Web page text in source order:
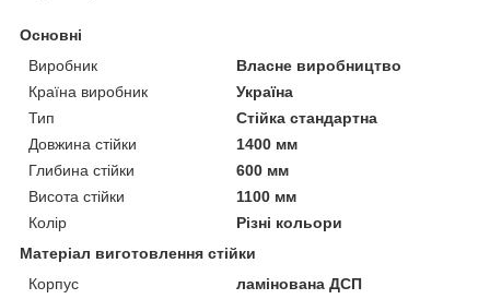
Основні
Виробник
Власне виробництво
Країна виробник
Україна
Тип
Стійка стандартна
Довжина стійки
1400 мм
Глибина стійки
600 мм
Висота стійки
1100 мм
Колір
Різні кольори
Матеріал виготовлення стійки
Корпус
ламінована ДСП